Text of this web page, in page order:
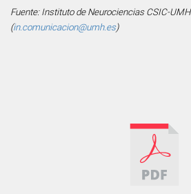
Fuente: Instituto de Neurociencias CSIC-UMH
(in.comunicacion@umh.es)